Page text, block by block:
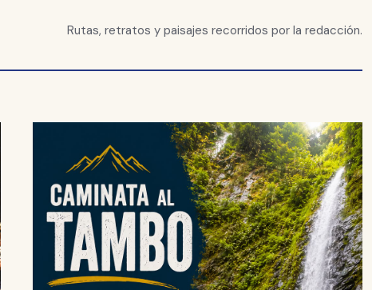
Rutas, retratos y paisajes recorridos por la redacción.